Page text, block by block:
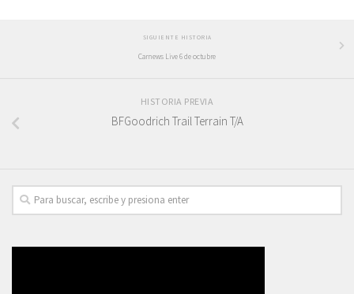
SIGUIENTE HISTORIA
Carnews Live 6 de octubre
HISTORIA PREVIA
BFGoodrich Trail Terrain T/A